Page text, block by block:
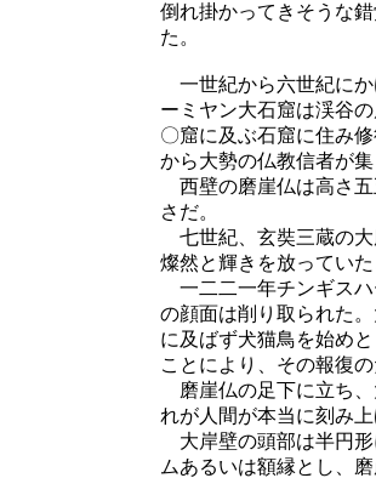
倒れ掛かってきそうな
た。
一世紀から六世紀にか
ーミヤン大石窟は渓谷
〇窟に及ぶ石窟に住み
から大勢の仏教信者が
西壁の磨崖仏は高さ五
さだ。
七世紀、玄奘三蔵の大
燦然と輝きを放っていた
一二二一年チンギスハ
の顔面は削り取られた
に及ばず犬猫鳥を始め
ことにより、その報復
磨崖仏の足下に立ち、
れが人間が本当に刻み
大岸壁の頭部は半円形
ムあるいは額縁とし、